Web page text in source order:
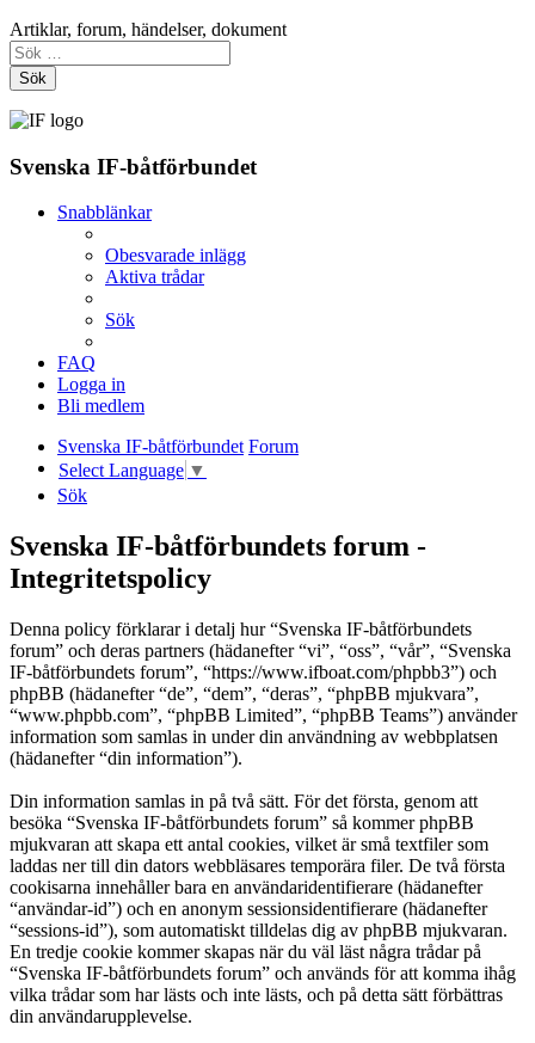
Artiklar, forum, händelser, dokument
Sök
Svenska IF-båtförbundet
Snabblänkar
Obesvarade inlägg
Aktiva trådar
Sök
FAQ
Logga in
Bli medlem
Svenska IF-båtförbundet Forum
Select Language ▼
Sök
Svenska IF-båtförbundets forum -
Integritetspolicy
Denna policy förklarar i detalj hur “Svenska IF-båtförbundets
forum” och deras partners (hädanefter “vi”, “oss”, “vår”, “Svenska
IF-båtförbundets forum”, “https://www.ifboat.com/phpbb3”) och
phpBB (hädanefter “de”, “dem”, “deras”, “phpBB mjukvara”,
“www.phpbb.com”, “phpBB Limited”, “phpBB Teams”) använder
information som samlas in under din användning av webbplatsen
(hädanefter “din information”).
Din information samlas in på två sätt. För det första, genom att
besöka “Svenska IF-båtförbundets forum” så kommer phpBB
mjukvaran att skapa ett antal cookies, vilket är små textfiler som
laddas ner till din dators webbläsares temporära filer. De två första
cookisarna innehåller bara en användaridentifierare (hädanefter
“användar-id”) och en anonym sessionsidentifierare (hädanefter
“sessions-id”), som automatiskt tilldelas dig av phpBB mjukvaran.
En tredje cookie kommer skapas när du väl läst några trådar på
“Svenska IF-båtförbundets forum” och används för att komma ihåg
vilka trådar som har lästs och inte lästs, och på detta sätt förbättras
din användarupplevelse.